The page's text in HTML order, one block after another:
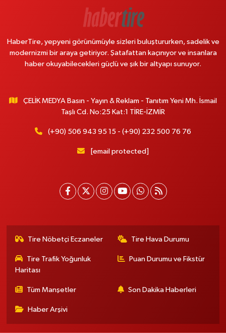
HaberTire, yepyeni görünümüyle sizleri buluştururken, sadelik ve
modernizmi bir araya getiriyor. Şatafattan kaçınıyor ve insanlara
haber okuyabilecekleri güçlü ve şık bir altyapı sunuyor.
ÇELİK MEDYA Basın - Yayın & Reklam - Tanıtım Yeni Mh. İsmail
Taşlı Cd. No:25 Kat:1 TİRE-İZMİR
(+90) 506 943 95 15 - (+90) 232 500 76 76
[email protected]
Tire Nöbetçi Eczaneler Tire Hava Durumu
Tire Trafik Yoğunluk
Haritası
Puan Durumu ve Fikstür
Tüm Manşetler Son Dakika Haberleri
Haber Arşivi